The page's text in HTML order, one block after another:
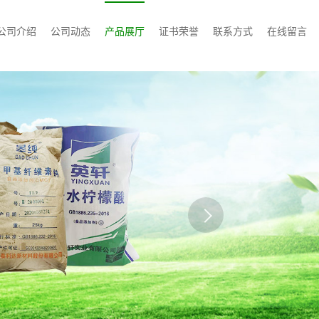
司介绍 公司动态 产品展厅 证书荣誉 联系方式 在线留言